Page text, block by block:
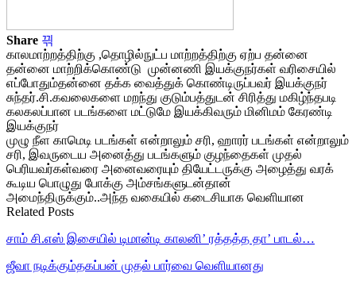
Share
காலமாற்றத்திற்கு ,தொழில்நுட்ப மாற்றத்திற்கு ஏற்ப தன்னை
தன்னை மாற்றிக்கொண்டு முன்னணி இயக்குநர்கள் வரிசையில்
எப்போதும்தன்னை தக்க வைத்துக் கொண்டிருப்பவர் இயக்குநர்
சுந்தர்.சி.கவலைகளை மறந்து குடும்பத்துடன் சிரித்து மகிழ்ந்தபடி
கலகலப்பான படங்களை மட்டுமே இயக்கிவரும் மினிமம் கேரண்டி
இயக்குநர்
முழு நீள காமெடி படங்கள் என்றாலும் சரி, ஹாரர் படங்கள் என்றாலும்
சரி, இவருடைய அனைத்து படங்களும் குழந்தைகள் முதல்
பெரியவர்கள்வரை அனைவரையும் தியேட்டருக்கு அழைத்து வரக்
கூடிய பொழுது போக்கு அம்சங்களுடன்தான்
அமைந்திருக்கும்..அந்த வகையில் கடைசியாக வெளியான
Related Posts
சாம் சி.எஸ் இசையில் டிமான்டி காலனி’ ரத்தத்த தா’ பாடல்…
ஜீவா நடிக்கும்தகப்பன் முதல் பார்வை வெளியானது